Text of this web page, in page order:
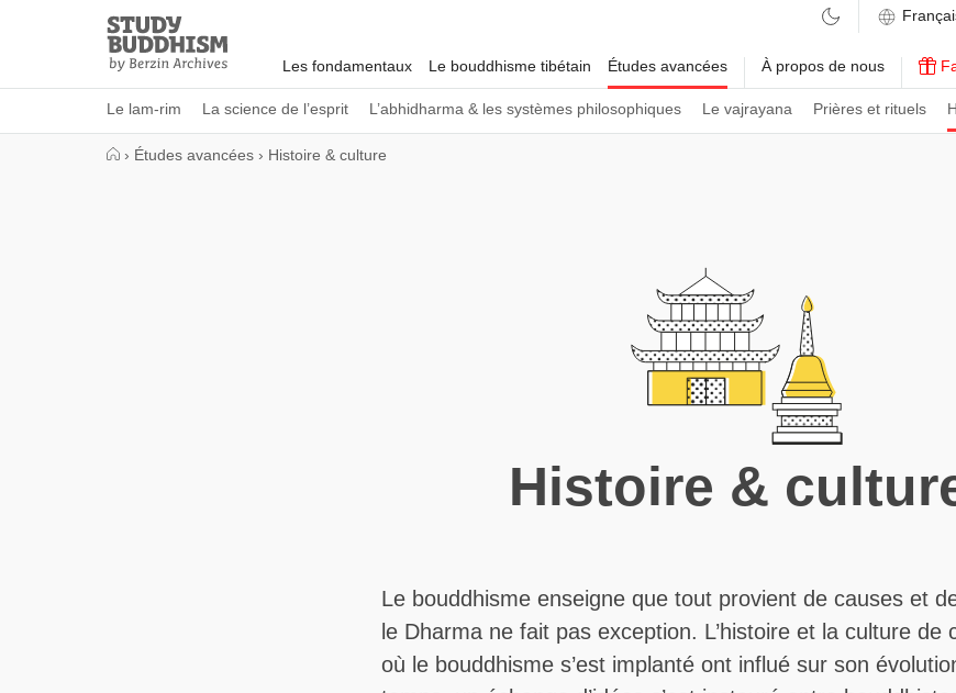
Study
Buddhism
Home
Les fondamentaux Le bouddhisme tibétain Études avancées
Le lam-rim La science de l’esprit L’abhidharma & les systèmes philosophiques Le vajrayana Prières et rituels
À propos de nous
› Études avancées › Histoire & culture
Histoire &
Le bouddhisme enseigne que tout provient de causes et
le Dharma ne fait pas exception. L’histoire et la culture de
où le bouddhisme s’est implanté ont influé sur son